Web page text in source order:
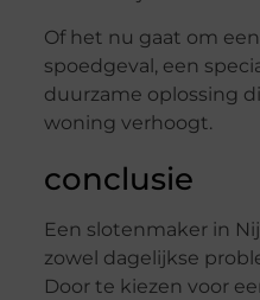
Of het nu gaat om
spoedgeval, een
duurzame oplossing
woning verhoogt.
conclusie
Een slotenmaker in
zowel dagelijkse
Door te kiezen voor